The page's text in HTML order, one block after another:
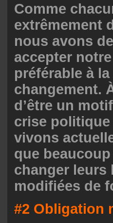
Comme
extrêmement
nous avons
accepter
préférable à
changement.
d’être un
crise
vivons
que
changer leurs
modifiées de
#2 Obligation